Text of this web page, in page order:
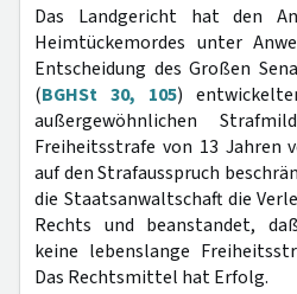
Das Landgericht hat den
Heimtückemordes unter
Entscheidung des Großen
(BGHSt 30, 105)
außergewöhnlichen
Freiheitsstrafe von 13 Jahren
auf den Strafausspruch
die Staatsanwaltschaft die
Rechts und beanstandet,
keine lebenslange
Das Rechtsmittel hat Erfolg.